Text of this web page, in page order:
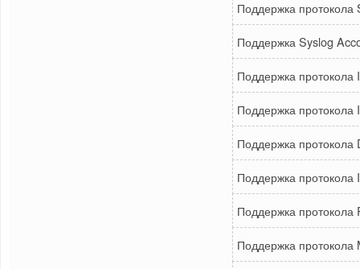
Поддержка протокола
Поддержка Syslog
Поддержка
Поддержка
Поддержка
Поддержка
Поддержка
Поддержка